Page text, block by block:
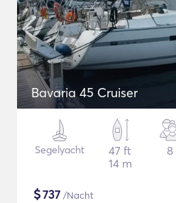
Bavaria 45 Cruiser
Segelyacht
47 ft
14 m
8
$737 /Nacht